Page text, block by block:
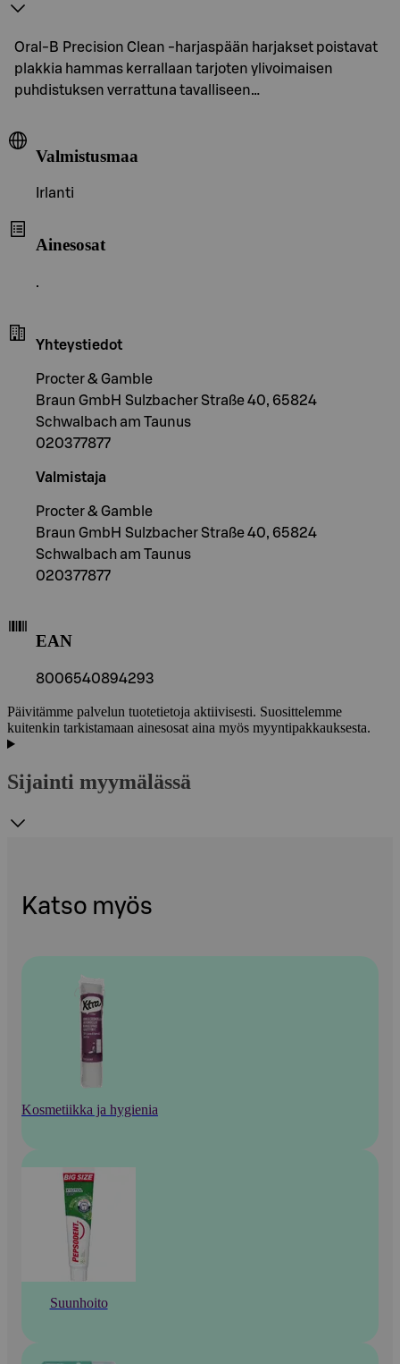
Oral-B Precision Clean -harjaspään harjakset poistavat
plakkia hammas kerrallaan tarjoten ylivoimaisen
puhdistuksen verrattuna tavalliseen…
Valmistusmaa
Irlanti
Ainesosat
.
Yhteystiedot
Procter & Gamble
Braun GmbH Sulzbacher Straße 40, 65824
Schwalbach am Taunus
020377877
Valmistaja
Procter & Gamble
Braun GmbH Sulzbacher Straße 40, 65824
Schwalbach am Taunus
020377877
EAN
8006540894293
Päivitämme palvelun tuotetietoja aktiivisesti. Suosittelemme
kuitenkin tarkistamaan ainesosat aina myös myyntipakkauksesta.
Sijainti myymälässä
Katso myös
Kosmetiikka ja hygienia
Suunhoito